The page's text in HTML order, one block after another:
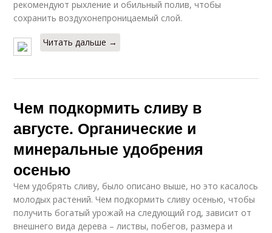
рекомендуют рыхление и обильный полив, чтобы
сохранить воздухонепроницаемый слой.
Читать дальше →
Чем подкормить сливу в
августе. Органические и
минеральные удобрения
осенью
Чем удобрять сливу, было описано выше, но это касалось
молодых растений. Чем подкормить сливу осенью, чтобы
получить богатый урожай на следующий год, зависит от
внешнего вида дерева – листвы, побегов, размера и